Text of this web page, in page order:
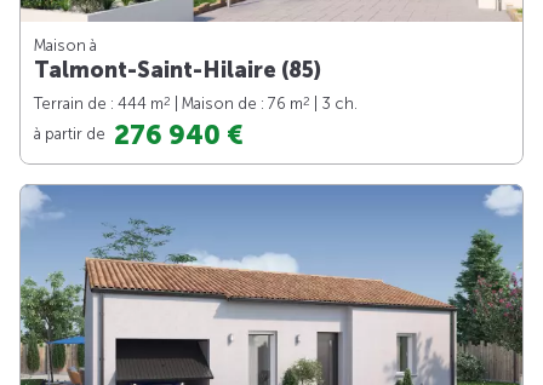
Maison à
Talmont-Saint-Hilaire (85)
Terrain de : 444 m2 | Maison de : 76 m2
| 3 ch.
à partir de 276 940 €